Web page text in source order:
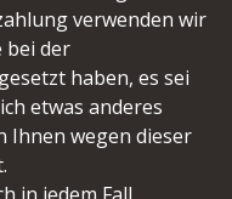
verwenden wir
bei der
haben, es sei
etwas anderes
Ihnen wegen dieser